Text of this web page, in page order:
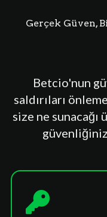
Gerçek Güven,
Betcio'nun
saldırıları
size ne